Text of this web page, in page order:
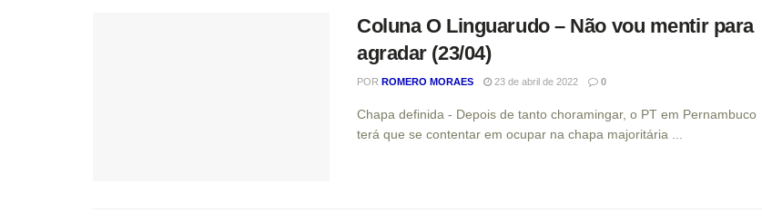
Coluna O Linguarudo – Não vou mentir para
agradar (23/04)
POR ROMERO MORAES 23 de abril de 2022 0
Chapa definida - Depois de tanto choramingar, o PT em Pernambuco
terá que se contentar em ocupar na chapa majoritária ...